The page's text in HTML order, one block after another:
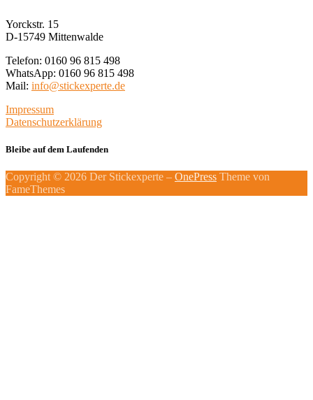
Yorckstr. 15
D-15749 Mittenwalde
Telefon: 0160 96 815 498
WhatsApp: 0160 96 815 498
Mail: info@stickexperte.de
Impressum
Datenschutzerklärung
Bleibe auf dem Laufenden
Copyright © 2026 Der Stickexperte – OnePress Theme von
FameThemes